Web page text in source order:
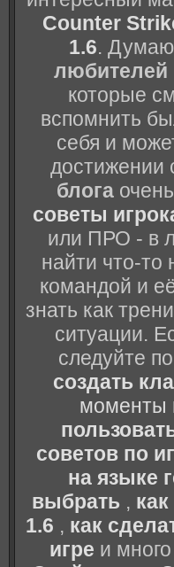
Counter
1.6. Думаю
любителей
которые
вспомнить
себя и
достижении
блога
советы
или ПРО - в
найти что-то
командой и
знать как
ситуации.
следуйте
создать
моменты
советов по
на языке
выбрать ,
1.6 , как
игре и